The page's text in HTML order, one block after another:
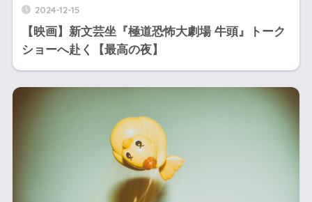
2024-12-15
【映画】新文芸坐『極道恐怖大劇場 牛頭』トーク
ショーへ赴く【最高の夜】